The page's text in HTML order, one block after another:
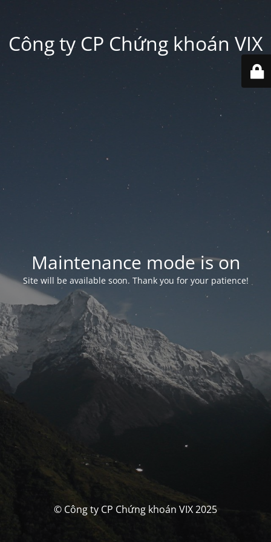
Công ty CP Chứng khoán VIX
Maintenance mode is on
Site will be available soon. Thank you for your patience!
© Công ty CP Chứng khoán VIX 2025